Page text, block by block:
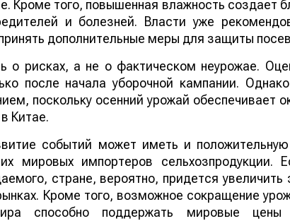
Кроме того, повышенная влажность создает
и болезней. Власти уже
дополнительные меры для защиты
о рисках, а не о фактическом неурожае.
после начала уборочной кампании.
поскольку осенний урожай обеспечивает
Китае.
событий может иметь и
мировых импортеров сельхозпродукции.
стране, вероятно, придется увеличить
Кроме того, возможное сокращение
способно поддержать мировые